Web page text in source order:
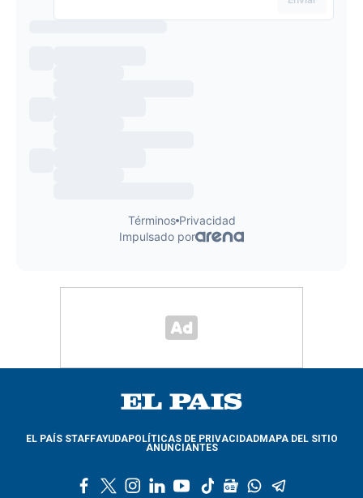
EL PAÍS STAFFAYUDAPOLÍTICAS DE PRIVACIDADMAPA DEL SITIO
ANUNCIANTES
l
y
t
g
w